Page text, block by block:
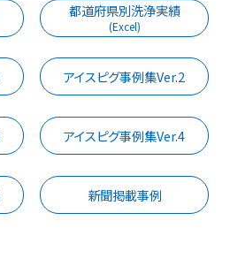
都道府県別洗浄実績
(Excel)
アイスピグ事例集Ver.2
アイスピグ事例集Ver.4
新聞掲載事例